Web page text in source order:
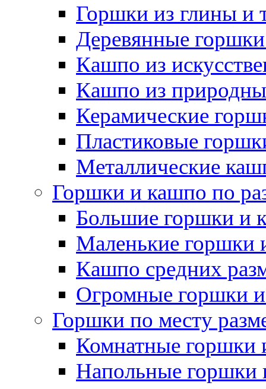
Горшки из глины и
Деревянные
Кашпо из
Кашпо из
Керамические
Пластиковые
Металлические
Горшки и кашпо по
Большие горшки и
Маленькие горшки
Кашпо средних
Огромные горшки
Горшки по месту
Комнатные горшки
Напольные горшки